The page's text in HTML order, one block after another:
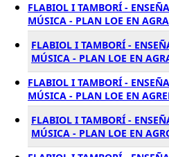
FLABIOL I TAMBORÍ -
MÚSICA - PLAN LOE EN
FLABIOL I TAMBORÍ -
MÚSICA - PLAN LOE EN
FLABIOL I TAMBORÍ -
MÚSICA - PLAN LOE EN
FLABIOL I TAMBORÍ -
MÚSICA - PLAN LOE EN